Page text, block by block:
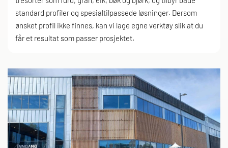
standard profiler og spesialtilpassede løsninger. Dersom
ønsket profil ikke finnes, kan vi lage egne verktøy slik at du
får et resultat som passer prosjektet.